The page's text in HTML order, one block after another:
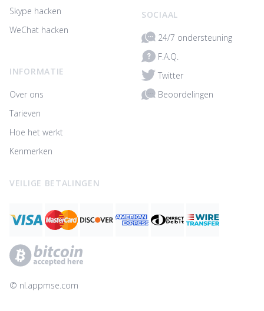
Skype hacken
WeChat hacken
INFORMATIE
Over ons
Tarieven
Hoe het werkt
Kenmerken
SOCIAAL
24/7 ondersteuning
F.A.Q.
Twitter
Beoordelingen
VEILIGE BETALINGEN
© ‌nl.appmse.com